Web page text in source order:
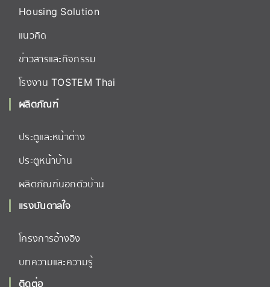
Housing Solution
แนวคิด
ข่าวสารและกิจกรรม
โรงงาน TOSTEM Thai
ผลิตภัณฑ์
ประตูและหน้าต่าง
ประตูหน้าบ้าน
ผลิตภัณฑ์นอกตัวบ้าน
แรงบันดาลใจ
โครงการอ้างอิง
บทความและความรู้
ติดต่อ